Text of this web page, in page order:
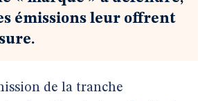
émissions leur offrent
de la tranche